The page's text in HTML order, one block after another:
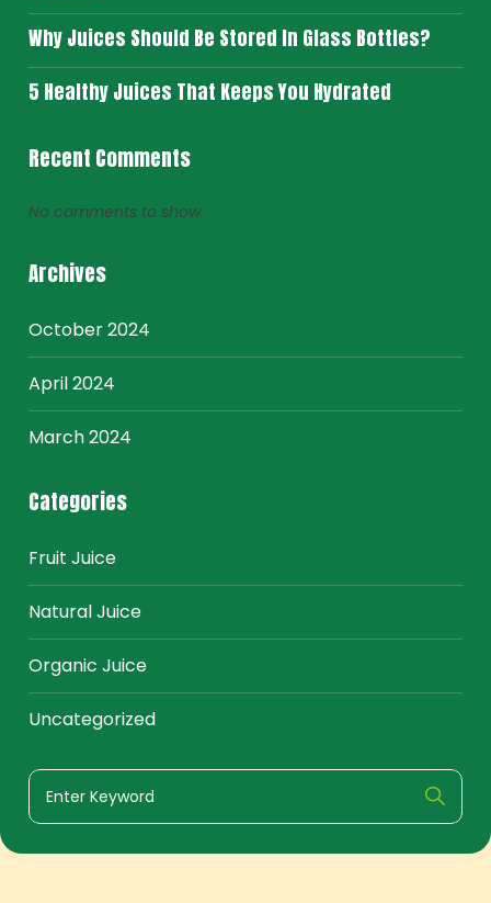
Why Juices Should Be Stored In Glass Bottles?
5 Healthy Juices That Keeps You Hydrated
Recent Comments
No comments to show.
Archives
October 2024
April 2024
March 2024
Categories
Fruit Juice
Natural Juice
Organic Juice
Uncategorized